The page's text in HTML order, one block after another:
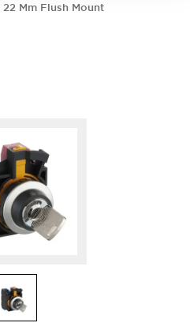
22 Mm Flush Mount